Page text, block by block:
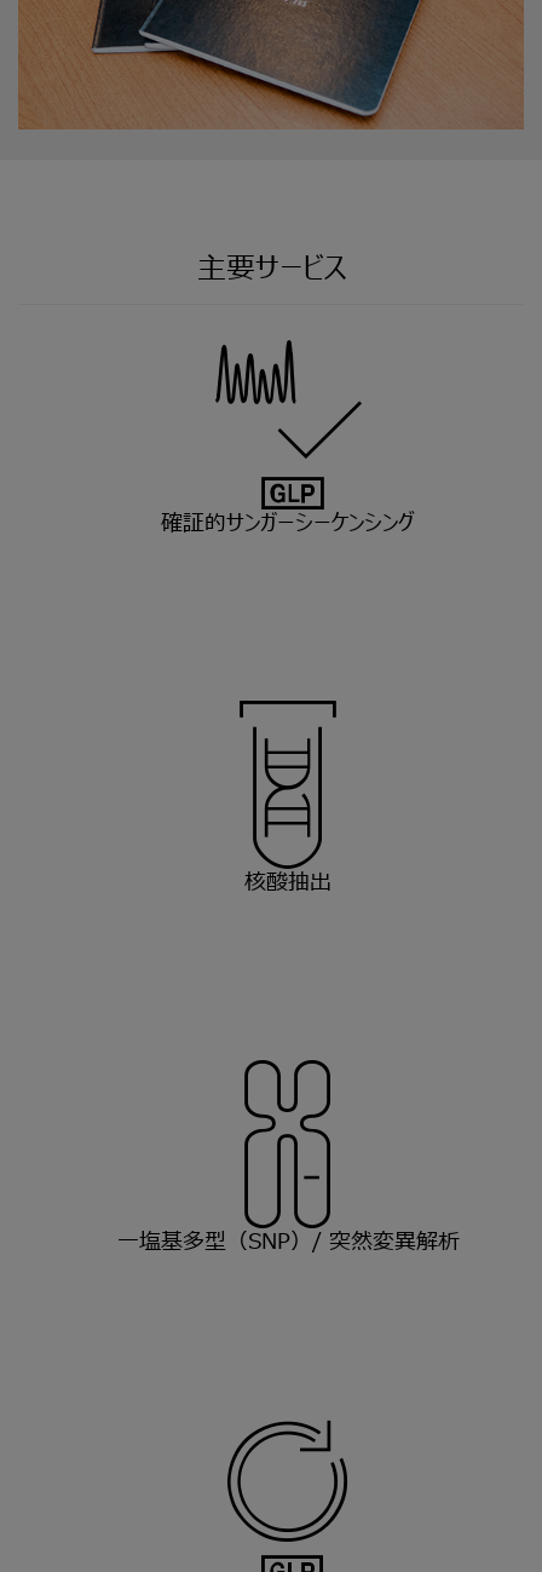
主要サービス
確証的サンガーシーケンシング
核酸抽出
一塩基多型（SNP）/ 突然変異解析